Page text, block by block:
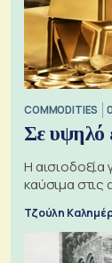
COMMODITIES
Σε υψηλό
Η αισιοδοξία
καύσιμα στις
Τζούλη